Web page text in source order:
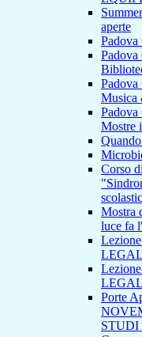
aperte
Padova
Musica
Mostre
Corso
Mostra
luce fa
Porte
STUDI